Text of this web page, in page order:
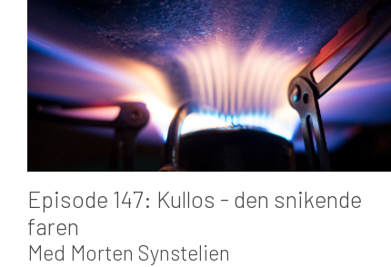
Episode 147: Kullos - den snikende
faren
Med Morten Synstelien